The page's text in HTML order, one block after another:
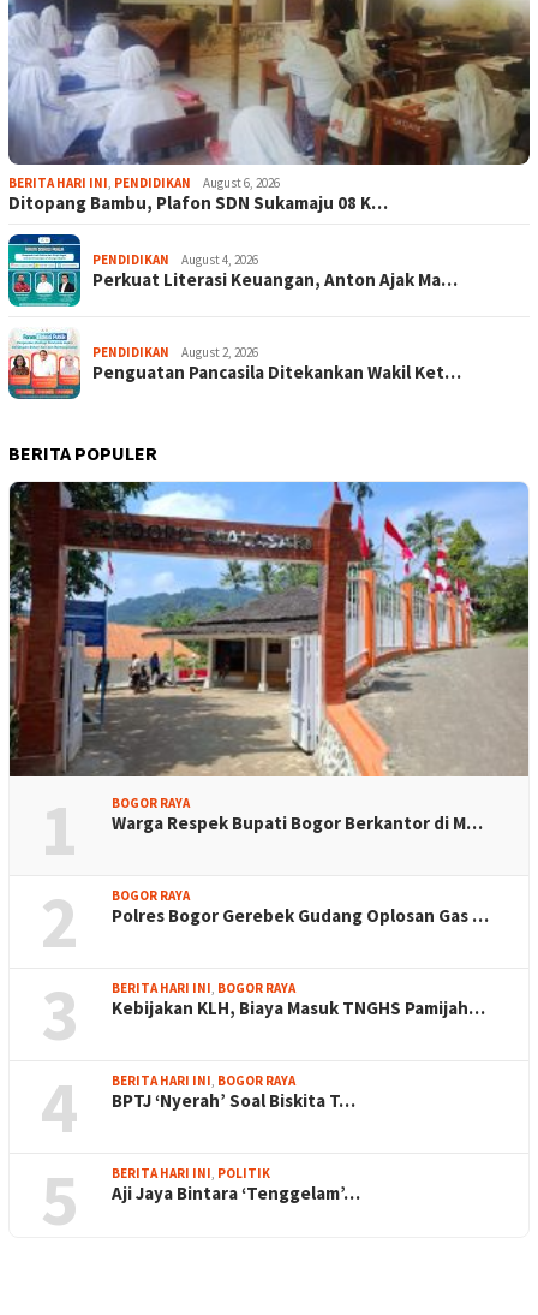
BERITA HARI INI PENDIDIKAN August 6, 2026
Ditopang Bambu, Plafon SDN Sukamaju 08 K…
PENDIDIKAN August 4, 2026
Perkuat Literasi Keuangan, Anton Ajak Ma…
PENDIDIKAN August 2, 2026
Penguatan Pancasila Ditekankan Wakil Ket…
BERITA POPULER
1 BOGOR RAYA
Warga Respek Bupati Bogor Berkantor di M…
2 BOGOR RAYA
Polres Bogor Gerebek Gudang Oplosan Gas …
3 BERITA HARI INI, BOGOR RAYA
Kebijakan KLH, Biaya Masuk TNGHS Pamijah…
4 BERITA HARI INI, BOGOR RAYA
BPTJ ‘Nyerah’ Soal Biskita T…
5 BERITA HARI INI, POLITIK
Aji Jaya Bintara ‘Tenggelam’…